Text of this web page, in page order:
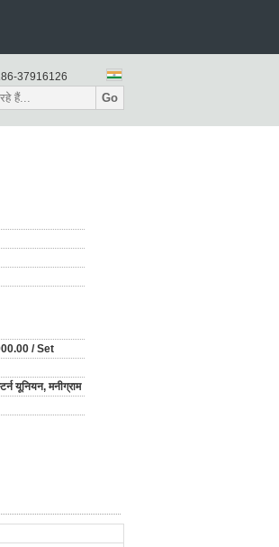
37916126
Go
/ Set
यूनियन, मनीग्राम